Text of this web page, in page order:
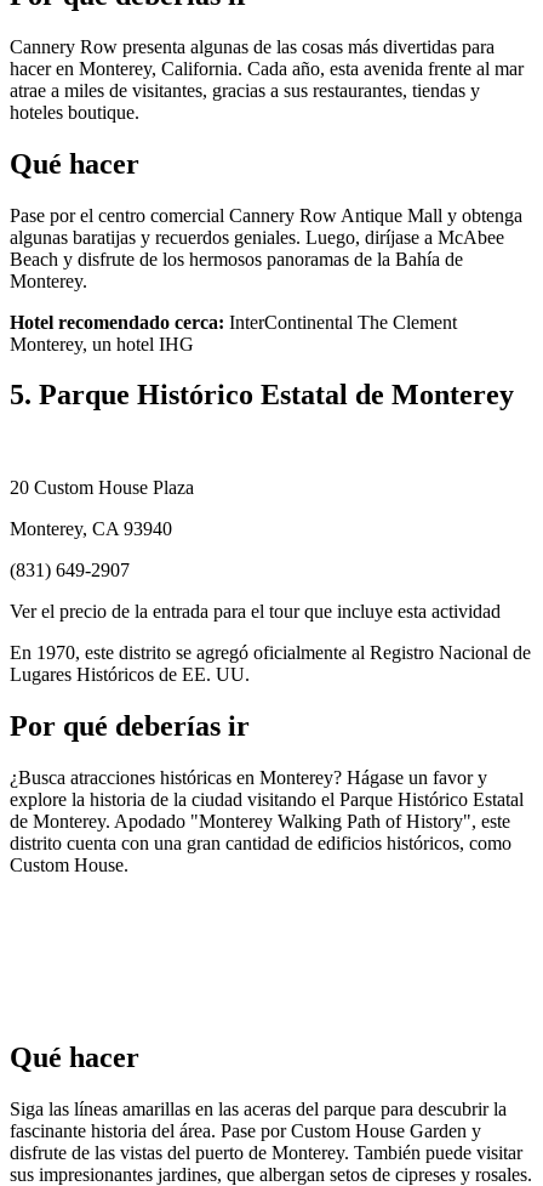
Cannery Row presenta algunas de las cosas más divertidas para
hacer en Monterey, California. Cada año, esta avenida frente al mar
atrae a miles de visitantes, gracias a sus restaurantes, tiendas y
hoteles boutique.
Qué hacer
Pase por el centro comercial Cannery Row Antique Mall y obtenga
algunas baratijas y recuerdos geniales. Luego, diríjase a McAbee
Beach y disfrute de los hermosos panoramas de la Bahía de
Monterey.
Hotel recomendado cerca: InterContinental The Clement
Monterey, un hotel IHG
5. Parque Histórico Estatal de Monterey
20 Custom House Plaza
Monterey, CA 93940
(831) 649-2907
Ver el precio de la entrada para el tour que incluye esta actividad
En 1970, este distrito se agregó oficialmente al Registro Nacional de
Lugares Históricos de EE. UU.
Por qué deberías ir
¿Busca atracciones históricas en Monterey? Hágase un favor y
explore la historia de la ciudad visitando el Parque Histórico Estatal
de Monterey. Apodado "Monterey Walking Path of History", este
distrito cuenta con una gran cantidad de edificios históricos, como
Custom House.
Qué hacer
Siga las líneas amarillas en las aceras del parque para descubrir la
fascinante historia del área. Pase por Custom House Garden y
disfrute de las vistas del puerto de Monterey. También puede visitar
sus impresionantes jardines, que albergan setos de cipreses y rosales.